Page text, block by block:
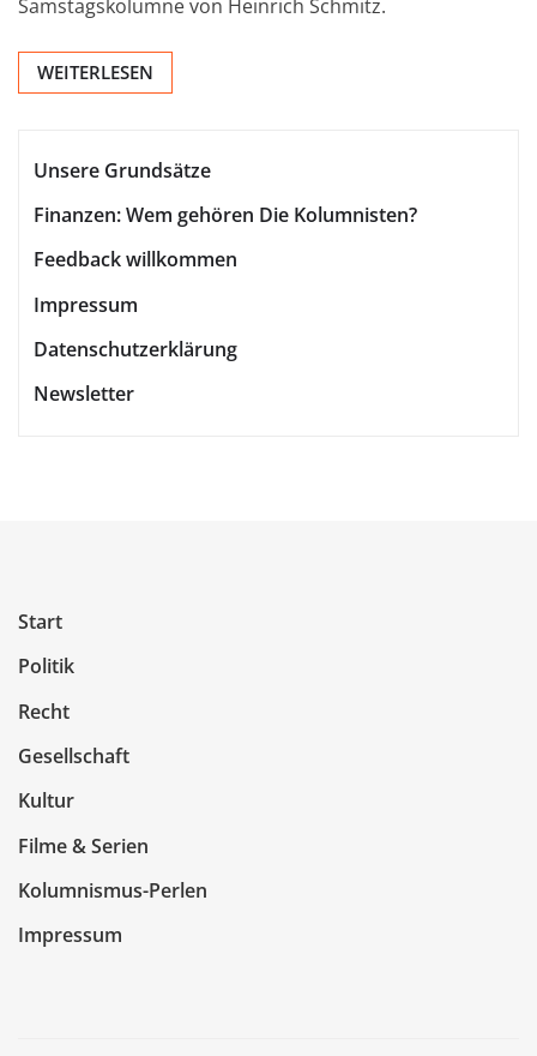
Samstagskolumne von Heinrich Schmitz.
WEITERLESEN
Unsere Grundsätze
Finanzen: Wem gehören Die Kolumnisten?
Feedback willkommen
Impressum
Datenschutzerklärung
Newsletter
Start
Politik
Recht
Gesellschaft
Kultur
Filme & Serien
Kolumnismus-Perlen
Impressum